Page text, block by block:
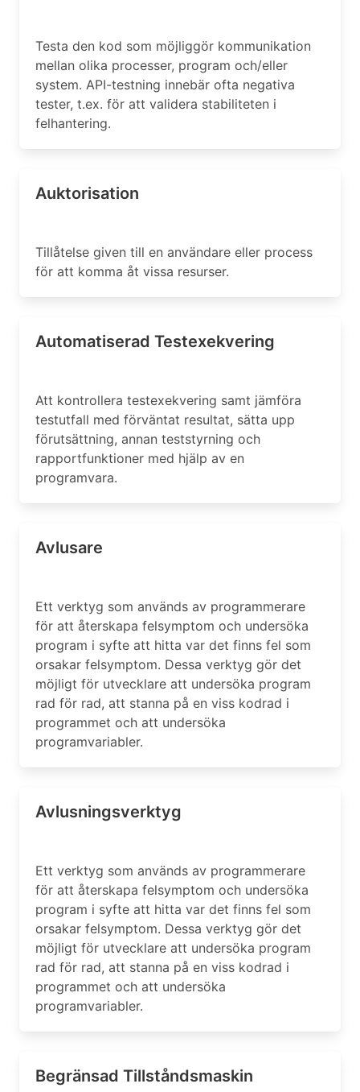
Testa den kod som möjliggör kommunikation
mellan olika processer, program och/eller
system. API-testning innebär ofta negativa
tester, t.ex. för att validera stabiliteten i
felhantering.
Auktorisation
Tillåtelse given till en användare eller process
för att komma åt vissa resurser.
Automatiserad Testexekvering
Att kontrollera testexekvering samt jämföra
testutfall med förväntat resultat, sätta upp
förutsättning, annan teststyrning och
rapportfunktioner med hjälp av en
programvara.
Avlusare
Ett verktyg som används av programmerare
för att återskapa felsymptom och undersöka
program i syfte att hitta var det finns fel som
orsakar felsymptom. Dessa verktyg gör det
möjligt för utvecklare att undersöka program
rad för rad, att stanna på en viss kodrad i
programmet och att undersöka
programvariabler.
Avlusningsverktyg
Ett verktyg som används av programmerare
för att återskapa felsymptom och undersöka
program i syfte att hitta var det finns fel som
orsakar felsymptom. Dessa verktyg gör det
möjligt för utvecklare att undersöka program
rad för rad, att stanna på en viss kodrad i
programmet och att undersöka
programvariabler.
Begränsad Tillståndsmaskin